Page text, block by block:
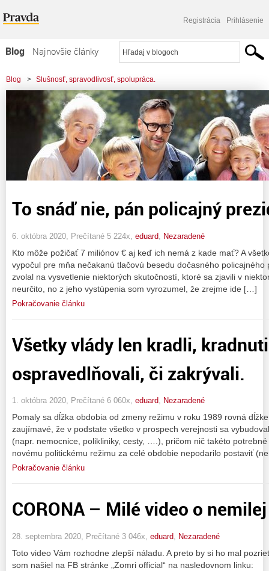
Registrácia Prihlásenie
Blog
Najnovšie články
Najčítanejšie články
Najkomentovanejšie články
Zoznam blogov
Komerčné blogy
Blog > Slušnosť, spravodlivosť, spolupráca.
To snáď nie, pán policajný
6. októbra 2020, Prečítané 5 224x, eduard Nezaradené
Kto môže požičať 7 miliónov € aj keď ich nemá z kade mať? A
vypočul pre mňa nečakanú tlačovú besedu dočasného
zvolal na vysvetlenie niektorých skutočností, ktoré sa zjavili v
neurčito, no z jeho vystúpenia som vyrozumel, že zrejme ide […]
Pokračovanie článku
Všetky vlády len kradli,
ospravedlňovali, či zakrývali.
1. októbra 2020, Prečítané 6 060x, eduard, Nezaradené
Pomaly sa dĺžka obdobia od zmeny režimu v roku 1989 rovná
zaujímavé, že v podstate všetko v prospech verejnosti sa
(napr. nemocnice, polikliniky, cesty, ….), pričom nič takéto
novému politickému režimu za celé obdobie nepodarilo postaviť
Pokračovanie článku
CORONA – Milé video o
28. septembra 2020, Prečítané 3 046x, eduard Nezaradené
Toto video Vám rozhodne zlepší náladu. A preto by si ho mal
som našiel na FB stránke „Zomri official“ na nasledovnom linku: